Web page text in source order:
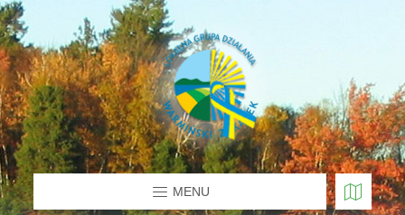
MENU